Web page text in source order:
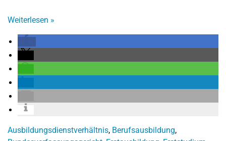
Weiterlesen »
Ausbildungsdienstverhältnis, Berufsausbildung,